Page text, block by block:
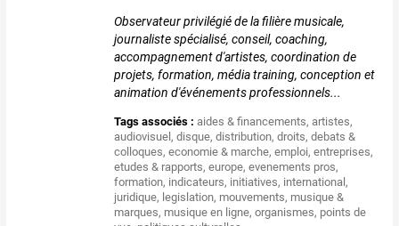
Observateur privilégié de la filière musicale,
journaliste spécialisé, conseil, coaching,
accompagnement d'artistes, coordination de
projets, formation, média training, conception et
animation d'événements professionnels...
Tags associés : aides & financements,artistes,
audiovisuel,disque,distribution,droits,debats &
colloques,economie & marche,emploi,entreprises,
etudes & rapports,europe,evenements pros,
formation, indicateurs, initiatives, international,
juridique, legislation, mouvements, musique &
marques, musique en ligne,organismes, points de